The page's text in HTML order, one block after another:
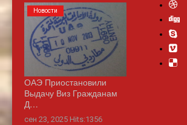
ОАЭ Приостановили
Выдачу Виз Гражданам
Д…
сен 23, 2025 Hits:1356
Новости